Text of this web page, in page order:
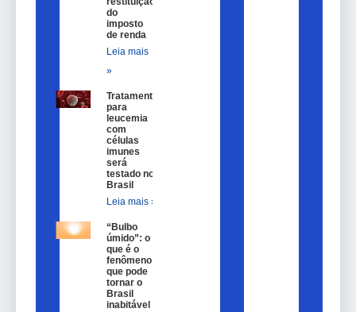
do
imposto
de renda
Leia mais
»
Tratamento
para
leucemia
com
células
imunes
será
testado no
Brasil
Leia mais »
“Bulbo
úmido”: o
que é o
fenômeno
que pode
tornar o
Brasil
inabitável